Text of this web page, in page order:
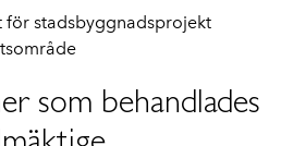
för stadsbyggnadsprojekt
som behandlades